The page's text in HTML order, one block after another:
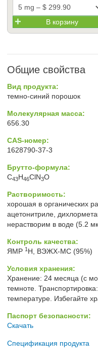
В корзину
Общие свойства
Вид продукта:
темно-синий порошок
Молекулярная масса:
656.30
CAS-номер:
1628790-37-3
Брутто-формула:
C43H46ClN3O
Растворимость:
хорошая в органических
ацетонитриле,
нерастворим в воде (5.2
Контроль качества:
ЯМР 1 H, ВЭЖХ-МС (95%)
Условия хранения:
Хранение: 24 месяца (с
темноте.
температуре. Избегайте
Паспорт безопасности:
Скачать
Спецификация продукта